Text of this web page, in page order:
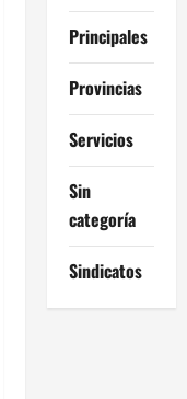
Principales
Provincias
Servicios
Sin
categoría
Sindicatos